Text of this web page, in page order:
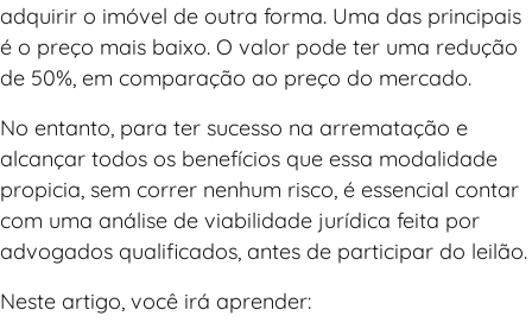
adquirir o imóvel de outra forma. Uma das principais
é o preço mais baixo. O valor pode ter uma redução
de 50%, em comparação ao preço do mercado.
No entanto, para ter sucesso na arrematação e
alcançar todos os benefícios que essa modalidade
propicia, sem correr nenhum risco, é essencial contar
com uma análise de viabilidade jurídica feita por
advogados qualificados, antes de participar do leilão.
Neste artigo, você irá aprender: